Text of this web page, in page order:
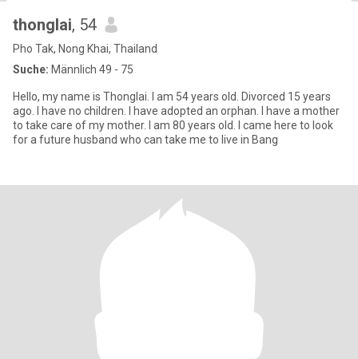
thonglai, 54
Pho Tak, Nong Khai, Thailand
Suche: Männlich 49 - 75
Hello, my name is Thonglai. I am 54 years old. Divorced 15 years
ago. I have no children. I have adopted an orphan. I have a mother
to take care of my mother. I am 80 years old. I came here to look
for a future husband who can take me to live in Bang